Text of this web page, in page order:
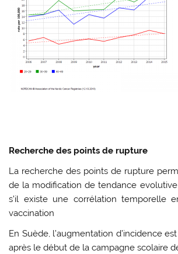
Recherche des points de rupture
La recherche des points de rupture
de la modification de tendance
s’il existe une corrélation temporelle
vaccination
En Suède, l’augmentation d’incidence
après le début de la campagne scolaire